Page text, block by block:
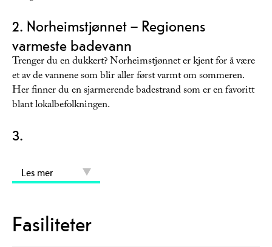
2. Norheimstjønnet – Regionens
varmeste badevann
Trenger du en dukkert? Norheimstjønnet er kjent for å være
et av de vannene som blir aller først varmt om sommeren.
Her finner du en sjarmerende badestrand som er en favoritt
blant lokalbefolkningen.
3.
Les mer
Fasiliteter